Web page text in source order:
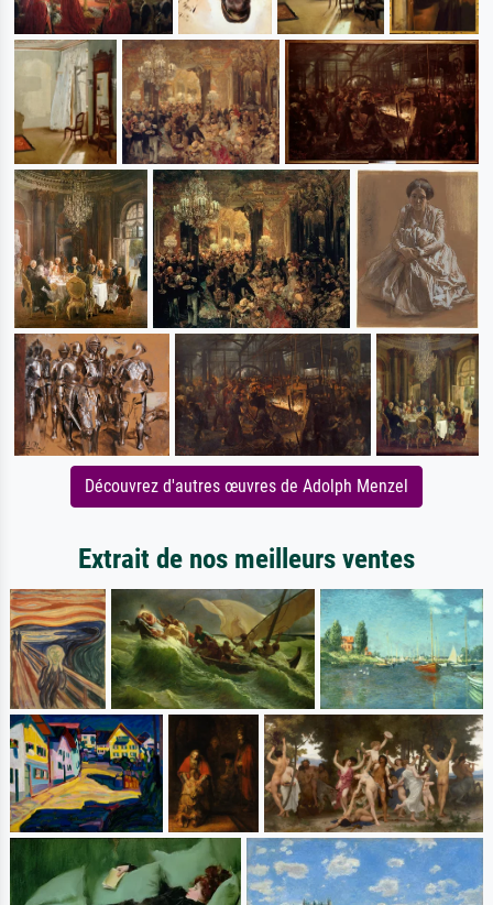
Découvrez d'autres œuvres de Adolph Menzel
Extrait de nos meilleurs ventes